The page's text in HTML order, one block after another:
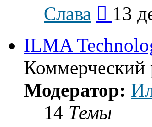
Слава
последнему
13
ILMA
Коммерческий
Модератор:
14 Темы